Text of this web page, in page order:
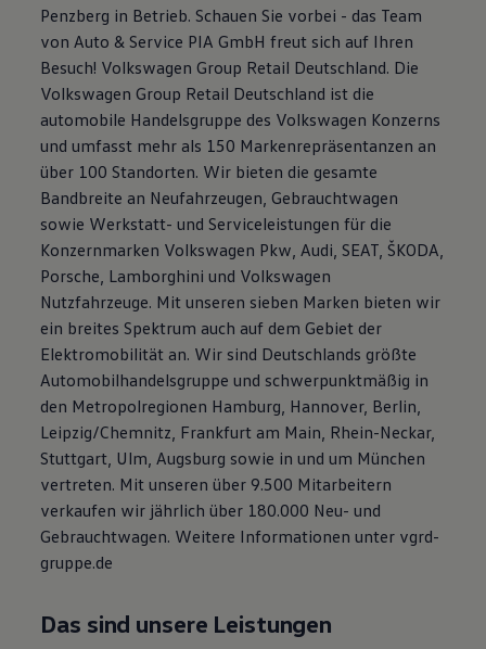
Penzberg in Betrieb. Schauen Sie vorbei - das Team
von Auto & Service PIA GmbH freut sich auf Ihren
Besuch! Volkswagen Group Retail Deutschland. Die
Volkswagen Group Retail Deutschland ist die
automobile Handelsgruppe des Volkswagen Konzerns
und umfasst mehr als 150 Markenrepräsentanzen an
über 100 Standorten. Wir bieten die gesamte
Bandbreite an Neufahrzeugen, Gebrauchtwagen
sowie Werkstatt- und Serviceleistungen für die
Konzernmarken Volkswagen Pkw, Audi, SEAT, ŠKODA,
Porsche, Lamborghini und Volkswagen
Nutzfahrzeuge. Mit unseren sieben Marken bieten wir
ein breites Spektrum auch auf dem Gebiet der
Elektromobilität an. Wir sind Deutschlands größte
Automobilhandelsgruppe und schwerpunktmäßig in
den Metropolregionen Hamburg, Hannover, Berlin,
Leipzig/Chemnitz, Frankfurt am Main, Rhein-Neckar,
Stuttgart, Ulm, Augsburg sowie in und um München
vertreten. Mit unseren über 9.500 Mitarbeitern
verkaufen wir jährlich über 180.000 Neu- und
Gebrauchtwagen. Weitere Informationen unter vgrd-
gruppe.de
Das sind unsere Leistungen